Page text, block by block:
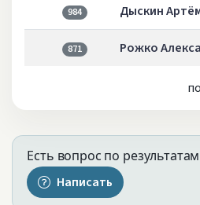
984 Дыскин
871 Рожко
Есть вопрос по
Написать